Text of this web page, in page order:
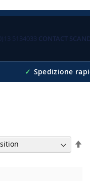
5134033 CONTACT
✓ Spedizione